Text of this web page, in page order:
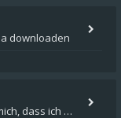
downloaden
Hallo Christian, gerne geschehen! Ich freue mich, dass ich Dir weiterhelfen konnte - und das Forum weiter "lebt". Denn